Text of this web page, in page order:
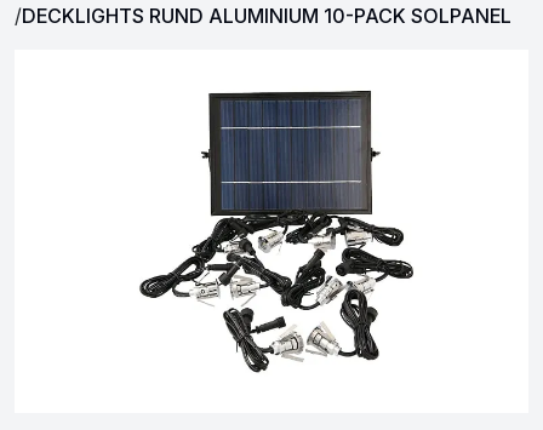
/DECKLIGHTS RUND ALUMINIUM 10-PACK SOLPANEL